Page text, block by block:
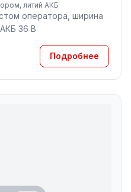
литий АКБ
оператора, ширина
36 В
Подробнее